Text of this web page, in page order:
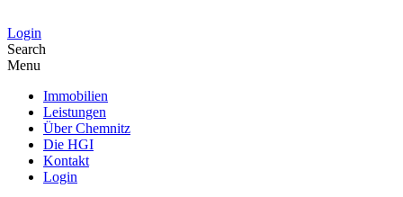
Login
Search
Menu
Immobilien
Leistungen
Über Chemnitz
Die HGI
Kontakt
Login